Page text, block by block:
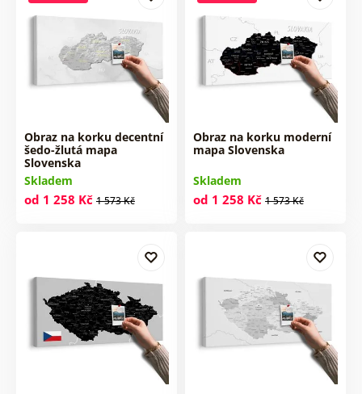
Obraz na korku decentní
šedo-žlutá mapa
Slovenska
Skladem
od 1 258 Kč 1 573 Kč
Obraz na korku moderní
mapa Slovenska
Skladem
od 1 258 Kč 1 573 Kč